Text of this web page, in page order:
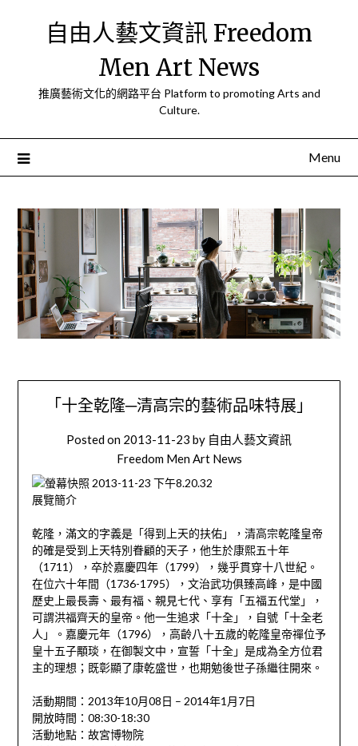
自由人藝文資訊 Freedom
Men Art News
推廣藝術文化的網路平台 Platform to promoting Arts and
Culture.
Menu
「十全乾隆─清高宗的藝術品味特展」
Posted on 2013-11-23 by 自由人藝文資訊
Freedom Men Art News
展覽簡介
乾隆，滿文的字義是「得到上天的扶佑」，清高宗乾隆皇帝
的確是受到上天特別眷顧的天子，他生於康熙五十年
（1711），卒於嘉慶四年（1799），幾乎貫穿十八世紀。
在位六十年間（1736-1795），文治武功俱臻高峰，是中國
歷史上最長壽、最有福、親見七代、享有「五福五代堂」，
可謂洪福齊天的皇帝。他一生追求「十全」，自號「十全老
人」。嘉慶元年（1796），高齡八十五歲的乾隆皇帝禪位予
皇十五子顒琰，在御製文中，宣誓「十全」是成為全方位君
主的理想；既彰顯了康乾盛世，也期勉後世子孫繼往開來。
活動期間：2013年10月08日 – 2014年1月7日
開放時間：08:30-18:30
活動地點：故宮博物院